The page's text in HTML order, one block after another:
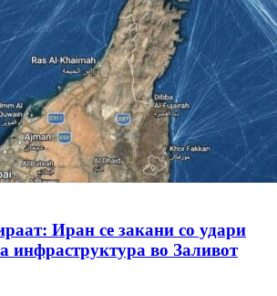
Иран се закани со удари
инфраструктура во Заливот